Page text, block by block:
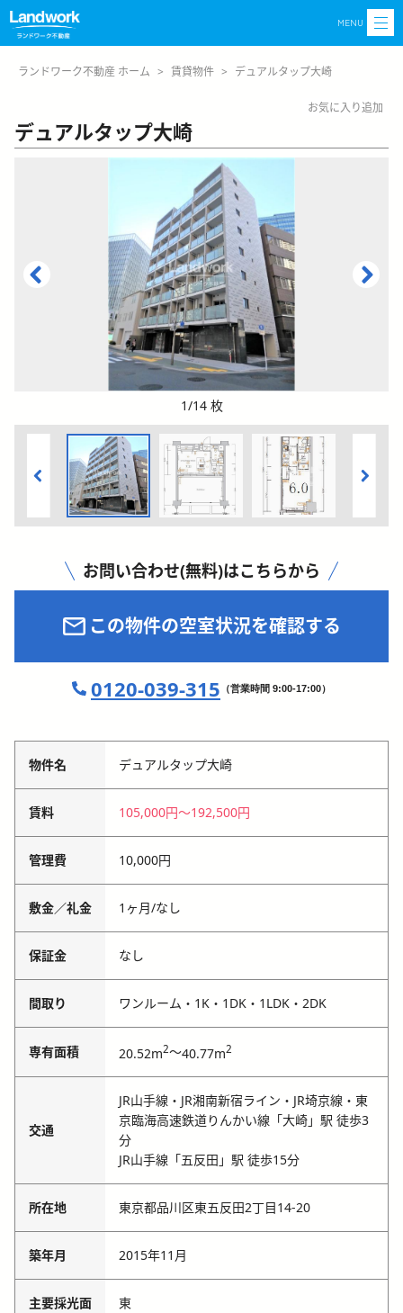
MENU
ランドワーク不動産 ホーム > 賃貸物件 > デュアルタップ大崎
お気に入り追加
デュアルタップ大崎
1/14 枚
お問い合わせ(無料)はこちらから
この物件の空室状況を確認する
0120-039-315 （営業時間 9:00-17:00）
物件名 デュアルタップ大崎
賃料 105,000円〜192,500円
管理費 10,000円
敷金／礼金 1ヶ月/なし
保証金 なし
間取り ワンルーム・1K・1DK・1LDK・2DK
専有面積 20.52m2～40.77m2
交通
JR山手線・JR湘南新宿ライン・JR埼京線・東
京臨海高速鉄道りんかい線「大崎」駅 徒歩3
分
JR山手線「五反田」駅 徒歩15分
所在地 東京都品川区東五反田2丁目14-20
築年月 2015年11月
主要採光面 東